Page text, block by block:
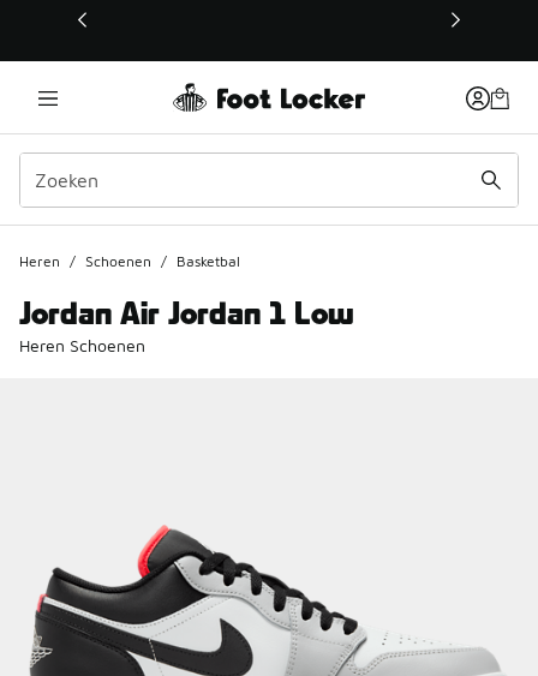
Deze link wordt geopend in een nieuw venster
Heren / Schoenen / Basketbal
Jordan Air Jordan 1 Low
Heren Schoenen